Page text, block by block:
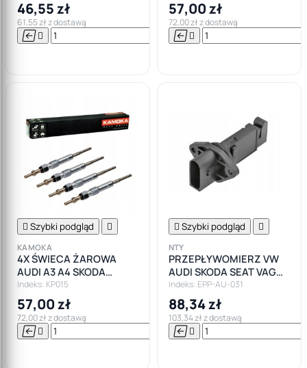
46,55 zł
61,55 zł z dostawą
  

57,00 zł
72,00 zł z dostawą
 
 Szybki podgląd 
KAMOKA
4X ŚWIECA ŻAROWA
AUDI A3 A4 SKODA
OCTAVIA VW GOLF V VI
PASSAT 1.9 2.0 TDI
Indeks: KP015
57,00 zł
72,00 zł z dostawą
  

 Szybki podgląd 
NTY
PRZEPŁYWOMIERZ VW
AUDI SKODA SEAT VAG
2.0 TDI 1.9 TDI
Indeks: EPP-AU-031
88,34 zł
103,34 zł z dostawą
 